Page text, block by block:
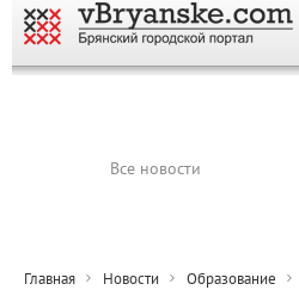
Все новости
Главная Новости Образование